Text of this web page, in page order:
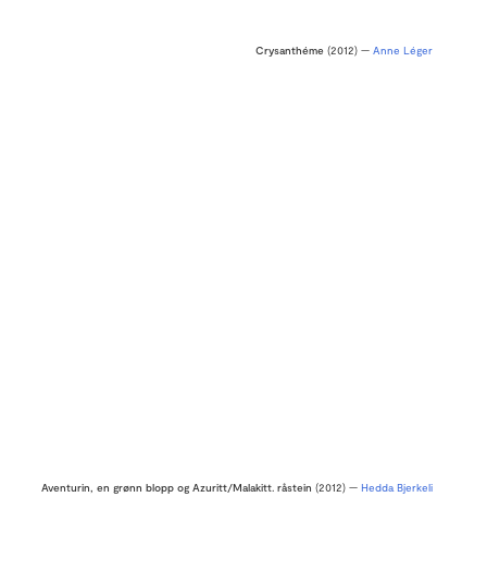
Crysanthéme (2012) — Anne Léger
Aventurin, en grønn blopp og Azuritt/Malakitt. råstein (2012) — Hedda Bjerkeli